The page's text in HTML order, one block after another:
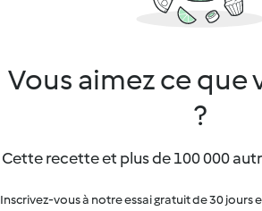
Vous aimez ce que
?
Cette recette et plus de 100 000
Inscrivez-vous à notre essai gratuit de 30 jours